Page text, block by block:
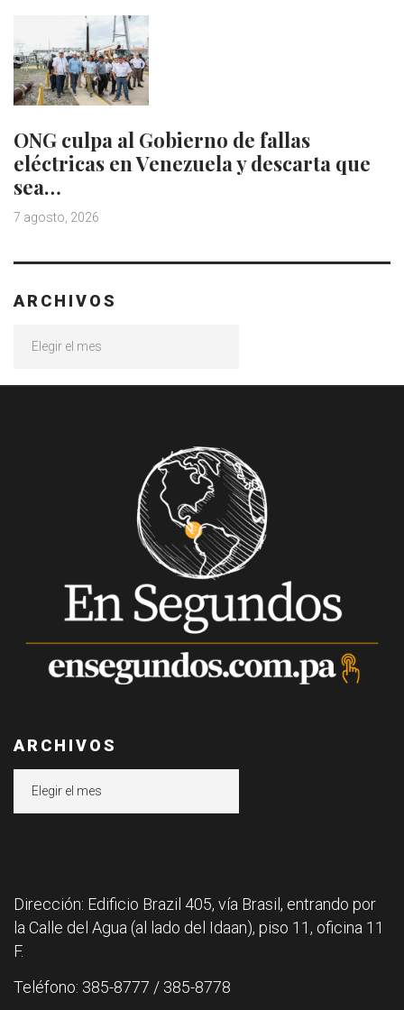
ONG culpa al Gobierno de fallas
eléctricas en Venezuela y descarta que
sea…
7 agosto, 2026
ARCHIVOS
ARCHIVOS
Dirección: Edificio Brazil 405, vía Brasil, entrando por
la Calle del Agua (al lado del Idaan), piso 11, oficina 11
F.
Teléfono: 385-8777 / 385-8778